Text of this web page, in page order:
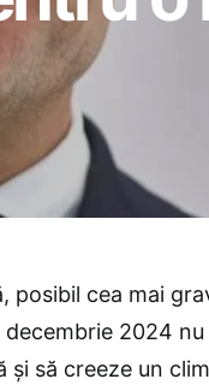
posibil cea mai
2024 nu
să creeze un